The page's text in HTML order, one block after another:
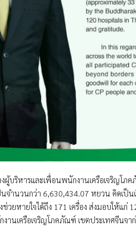
ผู้บริหารและเพื่อนพนักงานเครือเจริญโภ
นจำนวนกว่า 6,630,434.07 หยวน คิดเป็
วยหายใจได้ถึง 171 เครื่อง ส่งมอบให้แ
เครือเจริญโภคภัณฑ์ เขตประเทศจีนจาก